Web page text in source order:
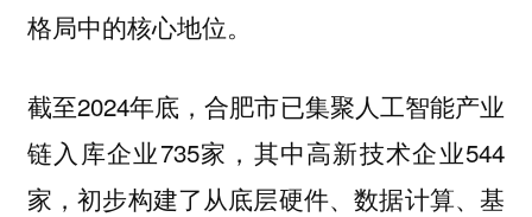
格局中的核心地位。
截至2024年底，合肥市已集聚人工智能产业
链入库企业735家，其中高新技术企业544
家，初步构建了从底层硬件、数据计算、基